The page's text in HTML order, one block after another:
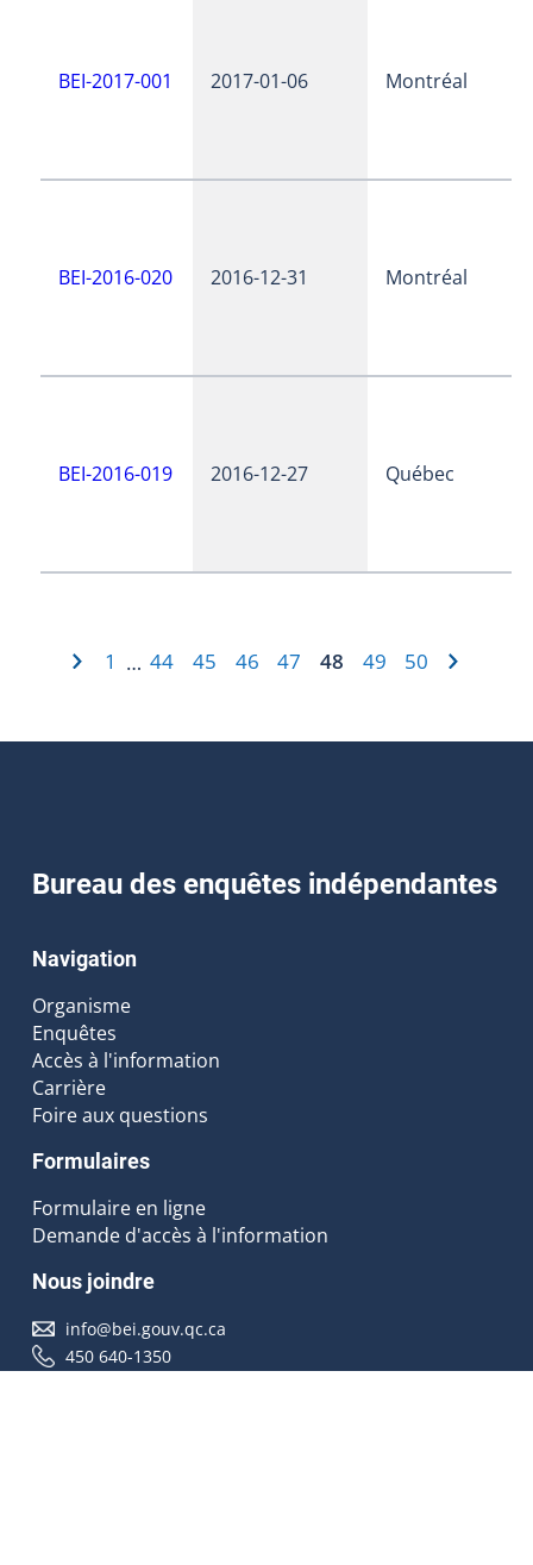
BEI-2017-001 2017-01-06 Montréal
BEI-2016-020 2016-12-31 Montréal
BEI-2016-019 2016-12-27 Québec
1 … 44 45 46 47 48 49 50
Bureau des enquêtes indépendantes
Navigation
Organisme
Enquêtes
Accès à l'information
Carrière
Foire aux questions
Formulaires
Formulaire en ligne
Demande d'accès à l'information
Nous joindre
info@bei.gouv.qc.ca
450 640-1350